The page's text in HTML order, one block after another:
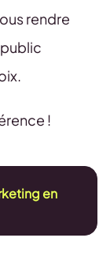
rendre
!
en